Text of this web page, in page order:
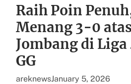
Raih Poin
Menang 3-0
Jombang di Liga
GG
areknewsJanuary 5, 2026